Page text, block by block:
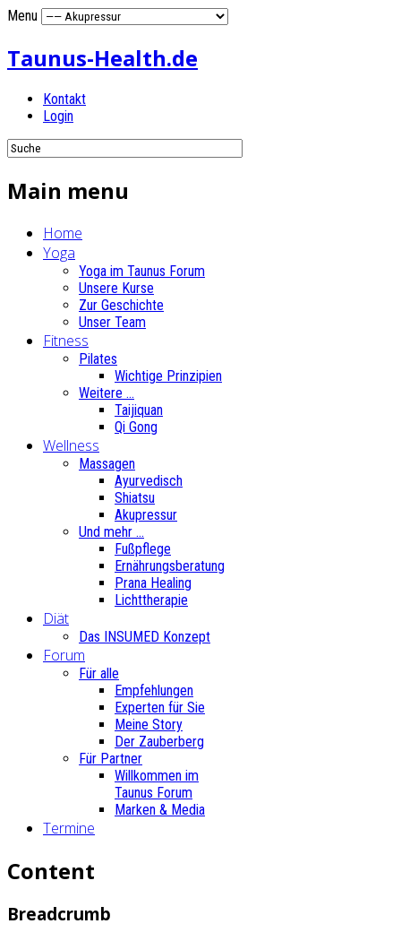
Menu
Taunus-Health.de
Kontakt
Login
Main menu
Home
Yoga
Yoga im Taunus Forum
Unsere Kurse
Zur Geschichte
Unser Team
Fitness
Pilates
Wichtige Prinzipien
Weitere ...
Taijiquan
Qi Gong
Wellness
Massagen
Ayurvedisch
Shiatsu
Akupressur
Und mehr ...
Fußpflege
Ernährungsberatung
Prana Healing
Lichttherapie
Diät
Das INSUMED Konzept
Forum
Für alle
Empfehlungen
Experten für Sie
Meine Story
Der Zauberberg
Für Partner
Willkommen im
Taunus Forum
Marken & Media
Termine
Content
Breadcrumb